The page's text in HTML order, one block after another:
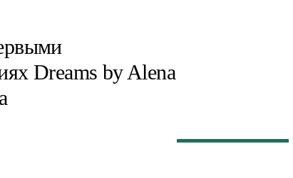
Dreams by Alena